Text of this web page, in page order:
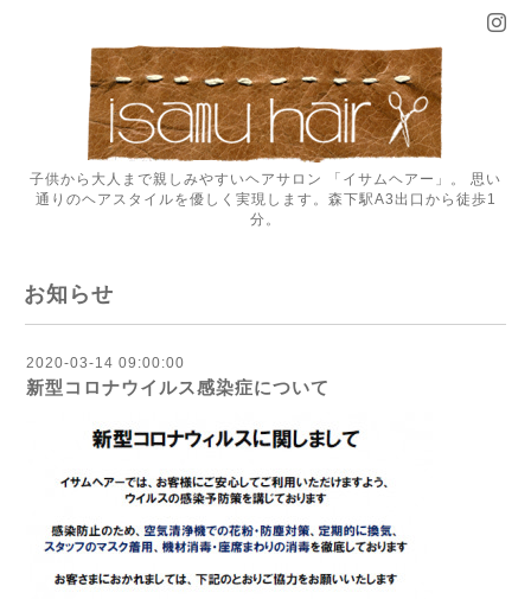
子供から大人まで親しみやすいヘアサロン 「イサムヘアー」。 思い
通りのヘアスタイルを優しく実現します。森下駅A3出口から徒歩1
分。
お知らせ
2020-03-14 09:00:00
新型コロナウイルス感染症について